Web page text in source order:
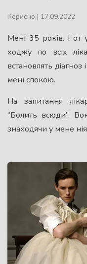
Корисно | 17.09.2022
Мені 35 років. І от
ходжу по всіх
встановлять дiaгноз
мені спокою.
На запитання
“Болить всюди”.
знаходячи у мене